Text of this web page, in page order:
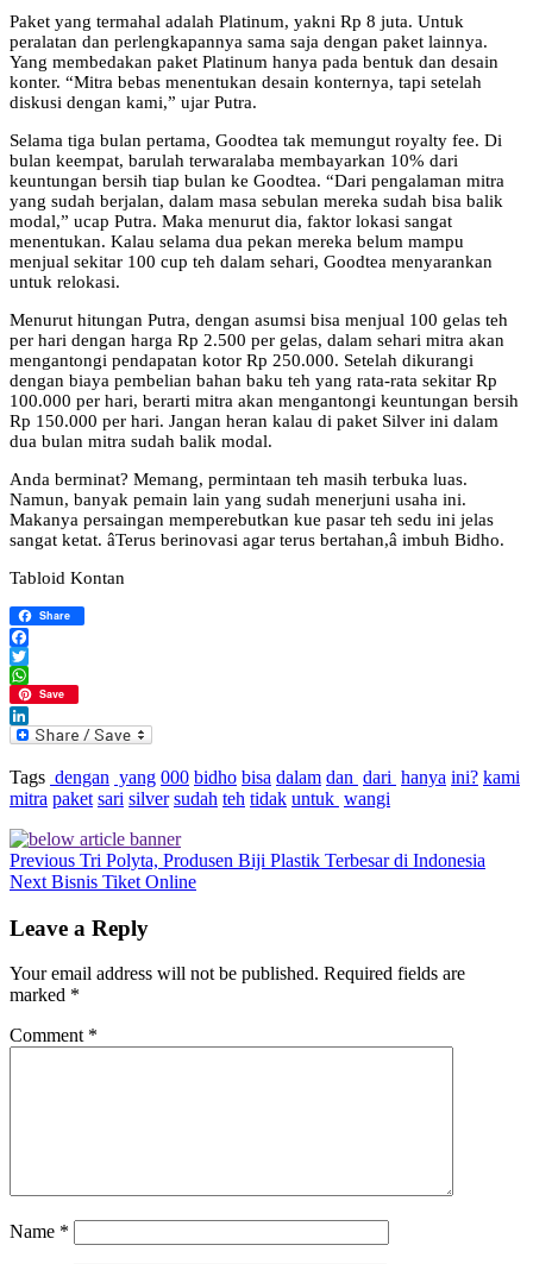
Paket yang termahal adalah Platinum, yakni Rp 8 juta. Untuk
peralatan dan perlengkapannya sama saja dengan paket lainnya.
Yang membedakan paket Platinum hanya pada bentuk dan desain
konter. “Mitra bebas menentukan desain konternya, tapi setelah
diskusi dengan kami,” ujar Putra.
Selama tiga bulan pertama, Goodtea tak memungut royalty fee. Di
bulan keempat, barulah terwaralaba membayarkan 10% dari
keuntungan bersih tiap bulan ke Goodtea. “Dari pengalaman mitra
yang sudah berjalan, dalam masa sebulan mereka sudah bisa balik
modal,” ucap Putra. Maka menurut dia, faktor lokasi sangat
menentukan. Kalau selama dua pekan mereka belum mampu
menjual sekitar 100 cup teh dalam sehari, Goodtea menyarankan
untuk relokasi.
Menurut hitungan Putra, dengan asumsi bisa menjual 100 gelas teh
per hari dengan harga Rp 2.500 per gelas, dalam sehari mitra akan
mengantongi pendapatan kotor Rp 250.000. Setelah dikurangi
dengan biaya pembelian bahan baku teh yang rata-rata sekitar Rp
100.000 per hari, berarti mitra akan mengantongi keuntungan bersih
Rp 150.000 per hari. Jangan heran kalau di paket Silver ini dalam
dua bulan mitra sudah balik modal.
Anda berminat? Memang, permintaan teh masih terbuka luas.
Namun, banyak pemain lain yang sudah menerjuni usaha ini.
Makanya persaingan memperebutkan kue pasar teh sedu ini jelas
sangat ketat. âTerus berinovasi agar terus bertahan,â imbuh Bidho.
Tabloid Kontan
Share
Facebook
Twitter
WhatsApp
Save
LinkedIn
Tags dengan yang 000 bidho bisa dalam dan dari hanya ini? kami
mitra paket sari silver sudah teh tidak untuk wangi
Previous Tri Polyta, Produsen Biji Plastik Terbesar di Indonesia
Next Bisnis Tiket Online
Leave a Reply
Your email address will not be published. Required fields are
marked *
Comment *
Name *